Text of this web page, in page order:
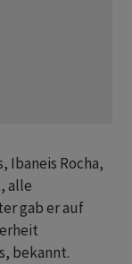
Ibaneis Rocha,
alle
gab er auf
bekannt.